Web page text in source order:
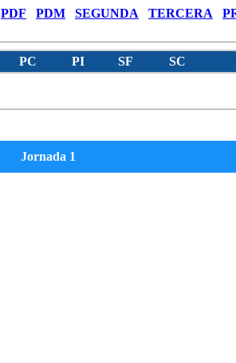
PDF PDM SEGUNDA TERCERA
PC PI SF SC
Jornada 1